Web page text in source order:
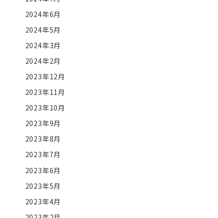
2024年6月
2024年5月
2024年3月
2024年2月
2023年12月
2023年11月
2023年10月
2023年9月
2023年8月
2023年7月
2023年6月
2023年5月
2023年4月